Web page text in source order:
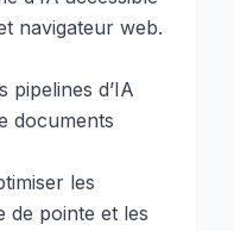
navigateur web.
pipelines d’IA
documents
les
de pointe et les